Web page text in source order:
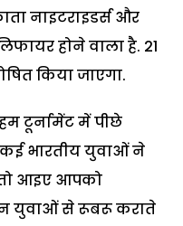
नाइटराइडर्स और
होने वाला है. 21
किया जाएगा.
टूर्नामेंट में पीछे
भारतीय युवाओं ने
आइए आपको
युवाओं से रूबरू कराते